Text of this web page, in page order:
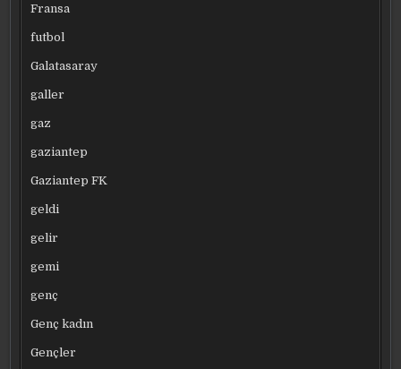
Fransa
futbol
Galatasaray
galler
gaz
gaziantep
Gaziantep FK
geldi
gelir
gemi
genç
Genç kadın
Gençler